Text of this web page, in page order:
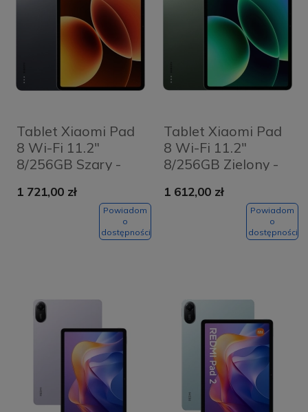
Tablet Xiaomi Pad
8 Wi-Fi 11.2"
8/256GB Szary -
1 721,00 zł
Powiadom
o
dostępności
Tablet Xiaomi Pad
8 Wi-Fi 11.2"
8/256GB Zielony -
1 612,00 zł
Powiadom
o
dostępności